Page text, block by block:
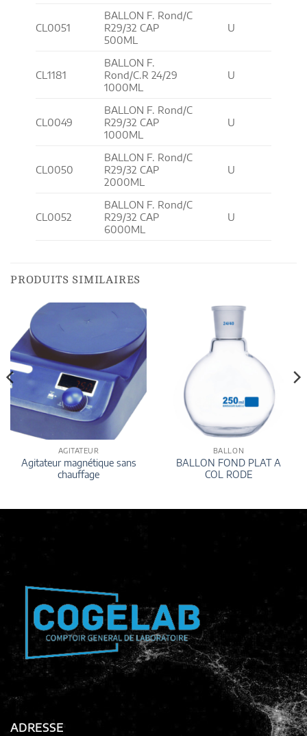
CL0051
BALLON F. Rond/C
R29/32 CAP
500ML
U
CL1181
BALLON F.
Rond/C.R 24/29
1000ML
U
CL0049
BALLON F. Rond/C
R29/32 CAP
1000ML
U
CL0050
BALLON F. Rond/C
R29/32 CAP
2000ML
U
CL0052
BALLON F. Rond/C
R29/32 CAP
6000ML
U
PRODUITS SIMILAIRES
AGITATEUR
Agitateur magnétique sans
chauffage
BALLON
BALLON FOND PLAT A
COL RODE
ADRESSE